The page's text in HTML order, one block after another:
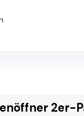
2er-